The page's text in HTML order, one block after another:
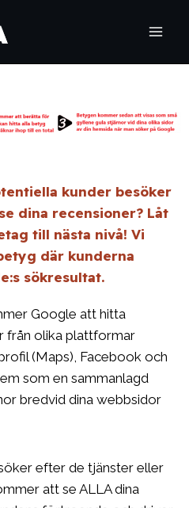
kunder besöker
dina recensioner? Låt
till nästa nivå! Vi
där kunderna
sökresultat.
Google att hitta
från olika plattformar
(Maps), Facebook och
som en sammanlagd
bredvid dina webbsidor
efter de tjänster eller
att se ALLA dina